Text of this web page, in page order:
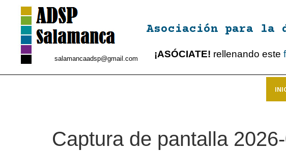
salamancaadsp@gmail.com
Asociación para la
¡ASÓCIATE! rellenando este
Captura de pantalla